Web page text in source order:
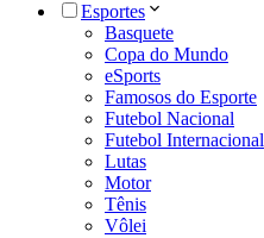
Esportes
Basquete
Copa do Mundo
eSports
Famosos do Esporte
Futebol Nacional
Futebol Internacional
Lutas
Motor
Tênis
Vôlei